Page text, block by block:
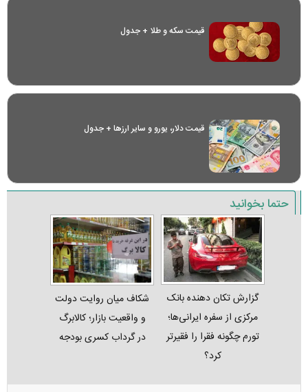
قیمت سکه و طلا + جدول
قیمت دلار، یورو و سایر ارز‌ها + جدول
حتما بخوانید
گزارش تکان‌ دهنده بانک
مرکزی از سفره ایرانی‌ها؛
تورم چگونه فقرا را فقیرتر
کرد؟
شکاف میان روایت دولت
و واقعیت بازار؛ کالابرگ
در گرداب کسری بودجه